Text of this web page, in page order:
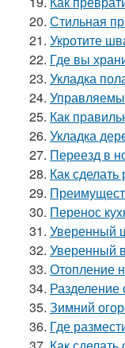
20. Стильная
21. Укротите
22. Где вы
23. Укладка
24.
25. Как
26. Укладка
27. Переезд в
28. Как
29.
30. Перенос
31. Уверенный
32. Уверенный
33. Отопление
34.
35. Зимний
36. Где